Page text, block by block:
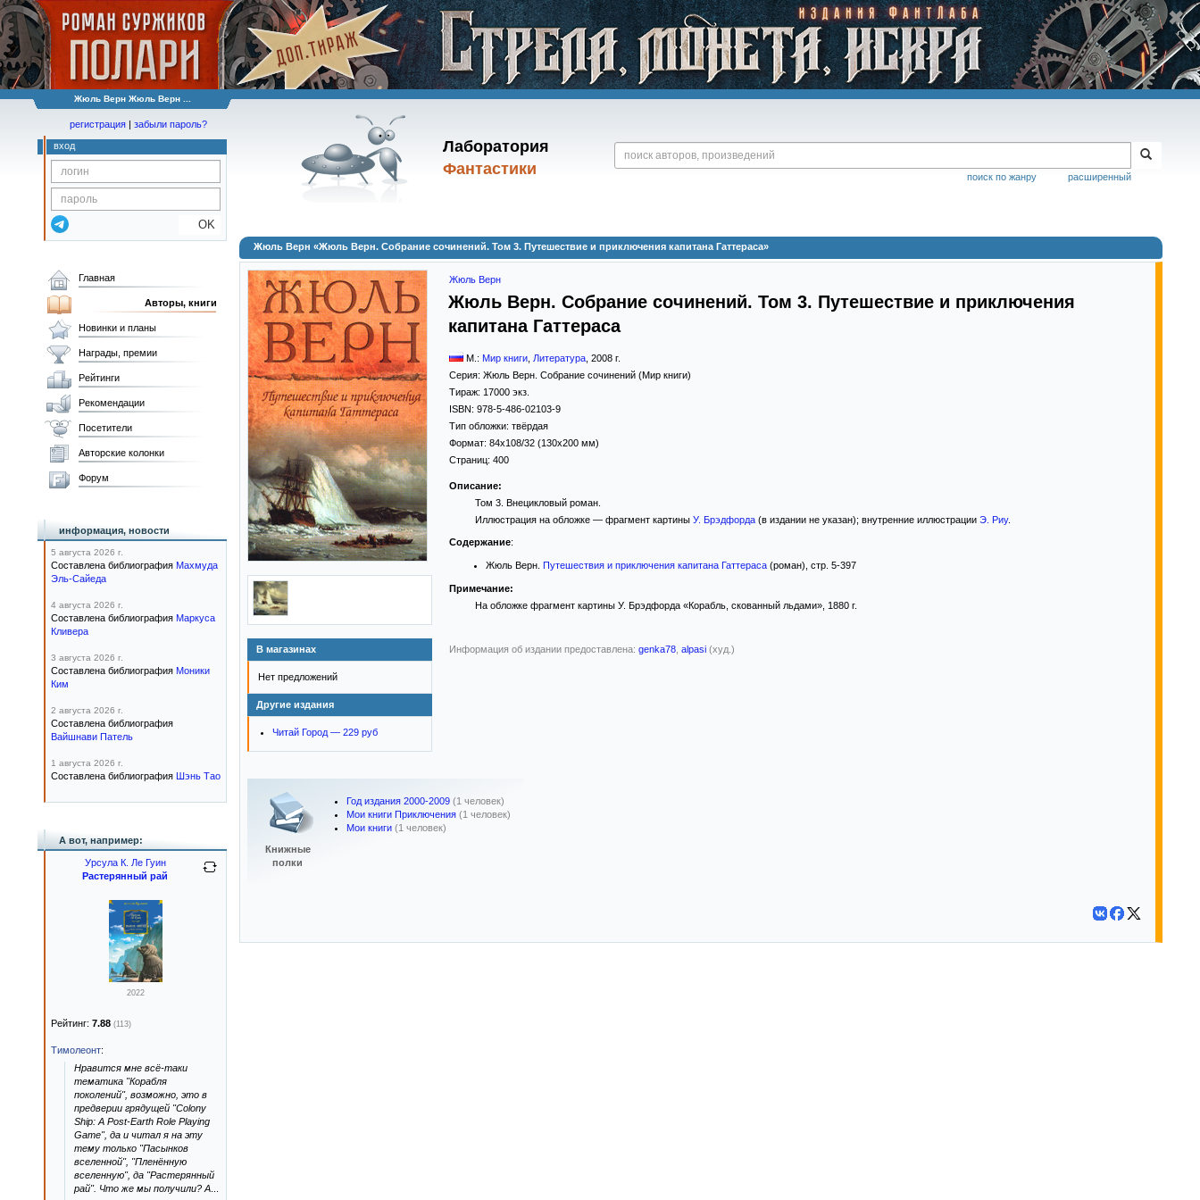
Жюль Верн Жюль Верн ...
Лаборатория
Фантастики
расширенный
поиск по жанру
регистрация | забыли пароль?
вход
OK
Жюль Верн «Жюль Верн. Собрание сочинений. Том 3. Путешествие и приключения капитана Гаттераса»
В магазинах
Нет предложений
Другие издания
Читай Город — 229 руб
Жюль Верн
Жюль Верн. Собрание сочинений. Том 3. Путешествие и приключения
капитана Гаттераса
М.: Мир книги Литература 2008 г.
Серия: Жюль Верн. Собрание сочинений (Мир книги)
Тираж: 17000 экз.
ISBN: 978-5-486-02103-9
Тип обложки: твёрдая
Формат: 84x108/32 (130x200 мм)
Страниц: 400
Описание:
Том 3. Внецикловый роман.
Иллюстрация на обложке — фрагмент картины У. Брэдфорда(в издании не указан); внутренние иллюстрации Э. Риу.
Содержание:
Жюль Верн. Путешествия и приключения капитана Гаттераса (роман), стр. 5-397
Примечание:
На обложке фрагмент картины У. Брэдфорда «Корабль, скованный льдами», 1880 г.
Информация об издании предоставлена: genka78 alpasi (худ.)
Книжные
полки
Год издания 2000-2009 (1 человек)
Мои книги Приключения (1 человек)
Мои книги (1 человек)
Главная
Авторы, книги
Новинки и планы
Награды, премии
Рейтинги
Рекомендации
Посетители
Авторские колонки
Форум
информация, новости
5 августа 2026 г.
Составлена библиография Махмуда
Эль-Сайеда
4 августа 2026 г.
Составлена библиография Маркуса
Кливера
3 августа 2026 г.
Составлена библиография Моники
Ким
2 августа 2026 г.
Составлена библиография
Вайшнави Патель
1 августа 2026 г.
Составлена библиография Шэнь Тао
А вот, например:
Урсула К. Ле Гуин
Растерянный рай
2022
Рейтинг: 7.88 (113)
Тимолеонт:
Нравится мне всё-таки
тематика "Корабля
поколений", возможно, это в
предверии грядущей "Colony
Ship: A Post-Earth Role Playing
Game", да и читал я на эту
тему только "Пасынков
вселенной", "Пленённую
вселенную", да "Растерянный
рай". Что же мы получили? А